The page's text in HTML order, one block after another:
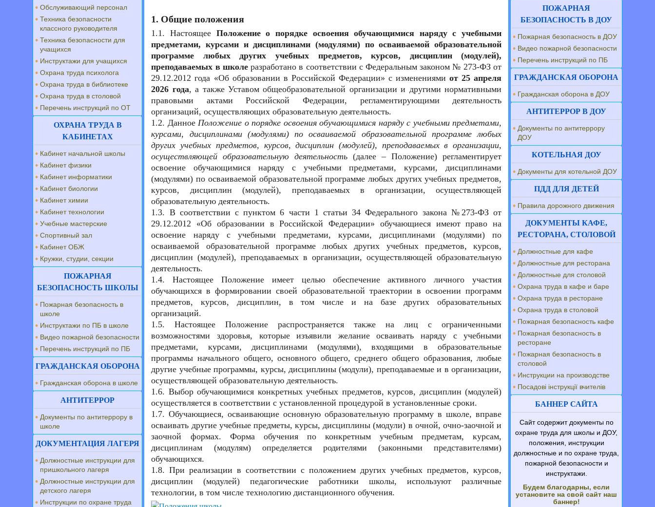
1. Общие положения
1.1. Настоящее Положение о порядке освоения обучающимися наряду с учебными
предметами, курсами и дисциплинами (модулями) по осваиваемой образовательной
программе любых других учебных предметов, курсов, дисциплин (модулей),
преподаваемых в школеразработано в соответствии с Федеральным законом № 273-ФЗ от
29.12.2012 года «Об образовании в Российской Федерации» с изменениями от 25 апреля
2026 года, а также Уставом общеобразовательной организации и другими нормативными
правовыми актами Российской Федерации, регламентирующими деятельность
организаций, осуществляющих образовательную деятельность.
1.2. ДанноеПоложение о порядке освоения обучающимися наряду с учебными предметами,
курсами, дисциплинами (модулями) по осваиваемой образовательной программе любых
других учебных предметов, курсов, дисциплин (модулей), преподаваемых в организации,
осуществляющей образовательную деятельность (далее – Положение) регламентирует
освоение обучающимися наряду с учебными предметами, курсами, дисциплинами
(модулями) по осваиваемой образовательной программе любых других учебных предметов,
курсов, дисциплин (модулей), преподаваемых в организации, осуществляющей
образовательную деятельность.
1.3. В соответствии с пунктом 6 части 1 статьи 34 Федерального закона №273-ФЗ от
29.12.2012 «Об образовании в Российской Федерации» обучающиеся имеют право на
освоение наряду с учебными предметами, курсами, дисциплинами (модулями) по
осваиваемой образовательной программе любых других учебных предметов, курсов,
дисциплин (модулей), преподаваемых в организации, осуществляющей образовательную
деятельность.
1.4. Настоящее Положение имеет целью обеспечение активного личного участия
обучающихся в формировании своей образовательной траектории в освоении программ
предметов, курсов, дисциплин, в том числе и на базе других образовательных
организаций.
1.5. Настоящее Положение распространяется также на лиц с ограниченными
возможностями здоровья, которые изъявили желание осваивать наряду с учебными
предметами, курсами, дисциплинами (модулями), входящими в образовательные
программы начального общего, основного общего, среднего общего образования, любые
другие учебные программы, курсы, дисциплины (модули), преподаваемые и в организации,
осуществляющей образовательную деятельность.
1.6. Выбор обучающимися конкретных учебных предметов, курсов, дисциплин (модулей)
осуществляется в соответствии с установленной процедурой в установленные сроки.
1.7. Обучающиеся, осваивающие основную образовательную программу в школе, вправе
осваивать другие учебные предметы, курсы, дисциплины (модули) в очной, очно-заочной и
заочной формах. Форма обучения по конкретным учебным предметам, курсам,
дисциплинам (модулям) определяется родителями (законными представителями)
обучающихся.
1.8. При реализации в соответствии с положением других учебных предметов, курсов,
дисциплин (модулей) педагогические работники школы, используют различные
технологии, в том числе технологию дистанционного обучения.
Обслуживающий персонал
Техника безопасности
классного руководителя
Техника безопасности для
учащихся
Инструктажи для учащихся
Охрана труда психолога
Охрана труда в библиотеке
Охрана труда в столовой
Перечень инструкций по ОТ
ОХРАНА ТРУДА В
КАБИНЕТАХ
Кабинет начальной школы
Кабинет физики
Кабинет информатики
Кабинет биологии
Кабинет химии
Кабинет технологии
Учебные мастерские
Спортивный зал
Кабинет ОБЖ
Кружки, студии, секции
ПОЖАРНАЯ
БЕЗОПАСНОСТЬ ШКОЛЫ
Пожарная безопасность в
школе
Инструктажи по ПБ в школе
Видео пожарной безопасности
Перечень инструкций по ПБ
ГРАЖДАНСКАЯ ОБОРОНА
Гражданская оборона в школе
АНТИТЕРРОР
Документы по антитеррору в
школе
ДОКУМЕНТАЦИЯ ЛАГЕРЯ
Должностные инструкции для
пришкольного лагеря
Должностные инструкции для
детского лагеря
Инструкции по охране труда
ПОЖАРНАЯ
БЕЗОПАСНОСТЬ В ДОУ
Пожарная безопасность в ДОУ
Видео пожарной безопасности
Перечень инструкций по ПБ
ГРАЖДАНСКАЯ ОБОРОНА
Гражданская оборона в ДОУ
АНТИТЕРРОР В ДОУ
Документы по антитеррору
ДОУ
КОТЕЛЬНАЯ ДОУ
Документы для котельной ДОУ
ПДД ДЛЯ ДЕТЕЙ
Правила дорожного движения
ДОКУМЕНТЫ КАФЕ,
РЕСТОРАНА, СТОЛОВОЙ
Должностные для кафе
Должностные для ресторана
Должностные для столовой
Охрана труда в кафе и баре
Охрана труда в ресторане
Охрана труда в столовой
Пожарная безопасность кафе
Пожарная безопасность в
ресторане
Пожарная безопасность в
столовой
Инструкции на производстве
Посадові інструкції вчителів
БАННЕР САЙТА
Сайт содержит документы по
охране труда для школы и ДОУ,
положения, инструкции
должностные и по охране труда,
пожарной безопасности и
инструктажи.
Будем благодарны, если
установите на свой сайт наш
баннер!